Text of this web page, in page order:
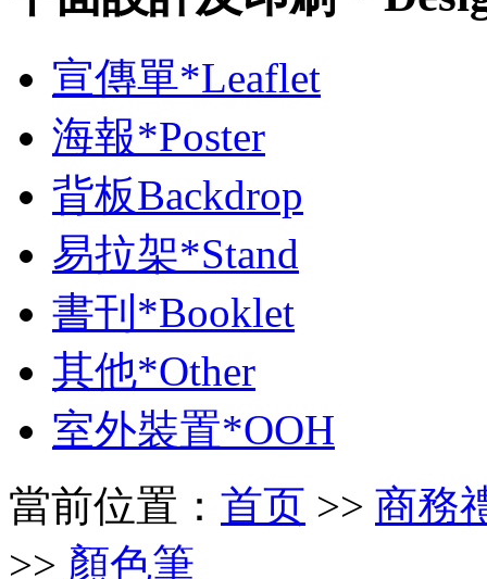
宣傳單*Leaflet
海報*Poster
背板Backdrop
易拉架*Stand
書刊*Booklet
其他*Other
室外裝置*OOH
當前位置： 首页 >> 商務
>> 顏色筆